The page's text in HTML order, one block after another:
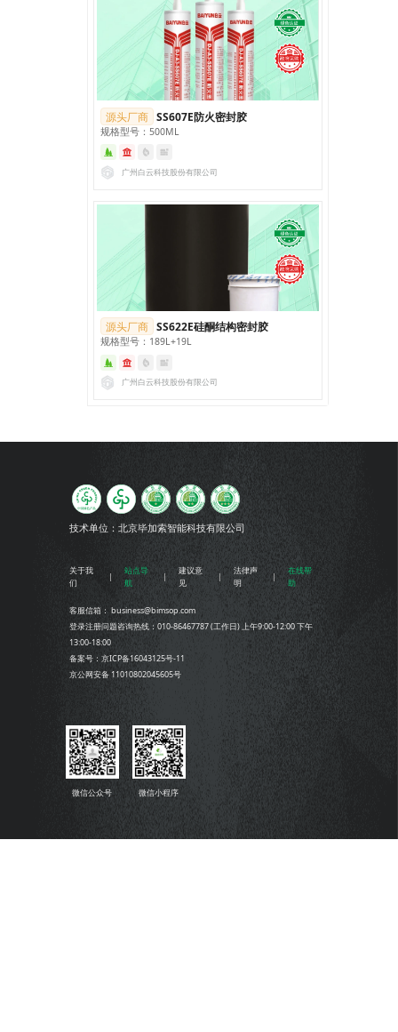
源头厂商 SS607E防火密封胶
规格型号：500ML
广州白云科技股份有限公司
源头厂商 SS622E硅酮结构密封胶
规格型号：189L+19L
广州白云科技股份有限公司
技术单位：北京毕加索智能科技有限公司
关于我
们
站点导
航
建议意
见
法律声
明
在线帮
助
客服信箱： business@bimsop.com
登录注册问题咨询热线：010-86467787 (工作日) 上午9:00-12:00 下午
13:00-18:00
备案号：京ICP备16043125号-11
京公网安备 11010802045605号
微信公众号 微信小程序